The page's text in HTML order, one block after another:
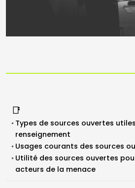
📑
Types de sources ouvertes
renseignement
Usages courants des sources
Utilité des sources ouvertes
acteurs de la menace